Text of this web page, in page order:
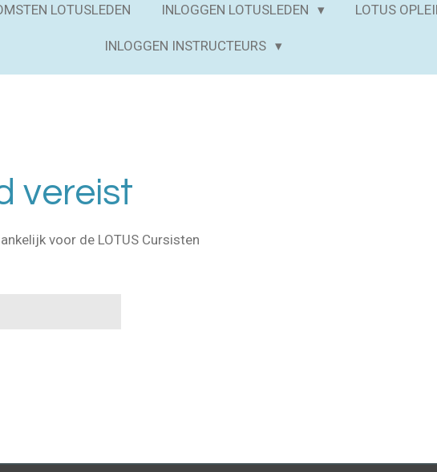
LOTUSLEDEN INLOGGEN LOTUSLEDEN LOTUS
INLOGGEN INSTRUCTEURS
vereist
voor de LOTUS Cursisten